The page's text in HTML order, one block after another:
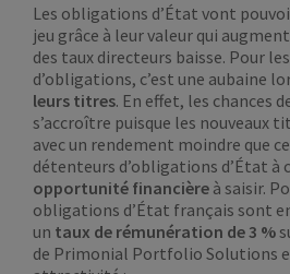
Les obligations d’État vont
jeu grâce à leur valeur qui
des taux directeurs baisse. Pour
d’obligations, c’est une aubaine
leurs titres. En effet, les chances
s’accroître puisque les nouveaux
avec un rendement moindre que
détenteurs d’obligations d’État à
opportunité financière à saisir.
obligations d’État français sont
un taux de rémunération de 3 %
de Primonial Portfolio Solutions